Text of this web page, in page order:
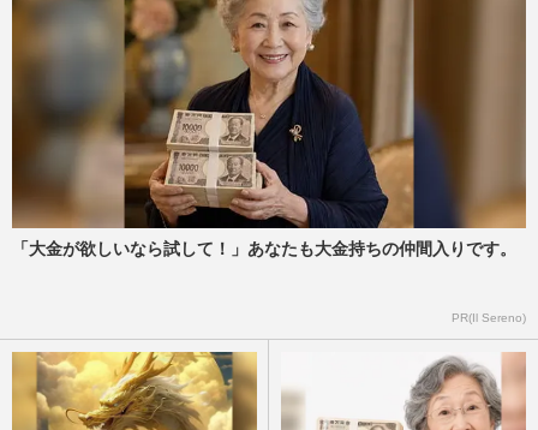
「大金が欲しいなら試して！」あなたも大金持ちの仲間入りです。
PR(Il Sereno)